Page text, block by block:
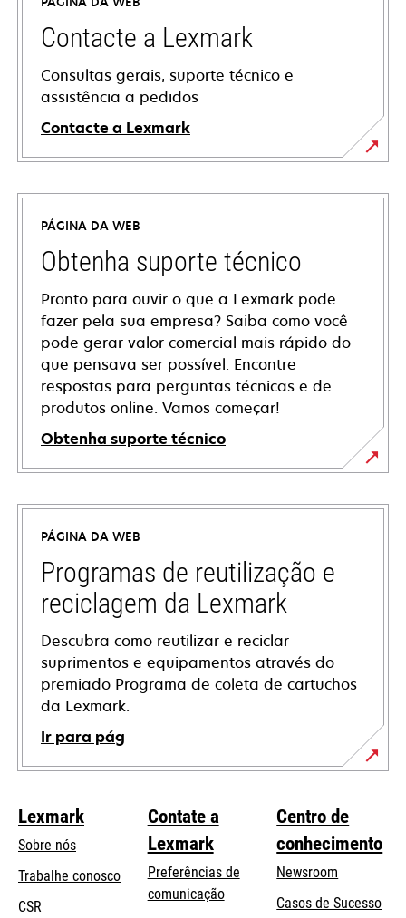
Contacte a Lexmark
Consultas gerais, suporte técnico e
assistência a pedidos
Contacte a Lexmark
PÁGINA DA WEB
Obtenha suporte técnico
Pronto para ouvir o que a Lexmark pode
fazer pela sua empresa? Saiba como você
pode gerar valor comercial mais rápido do
que pensava ser possível. Encontre
respostas para perguntas técnicas e de
produtos online. Vamos começar!
Obtenha suporte técnico
abre
em
nova
guia
PÁGINA DA WEB
Programas de reutilização e
reciclagem da Lexmark
Descubra como reutilizar e reciclar
suprimentos e equipamentos através do
premiado Programa de coleta de cartuchos
da Lexmark.
Ir para pág
Lexmark
Sobre nós
Trabalhe conosco
CSR
Contate a
Lexmark
Preferências de
comunicação
Centro de
conhecimento
Newsroom
Casos de Sucesso